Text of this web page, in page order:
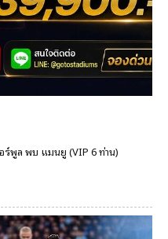
ร์พูล พบ แมนยู (VIP 6 ท่าน)